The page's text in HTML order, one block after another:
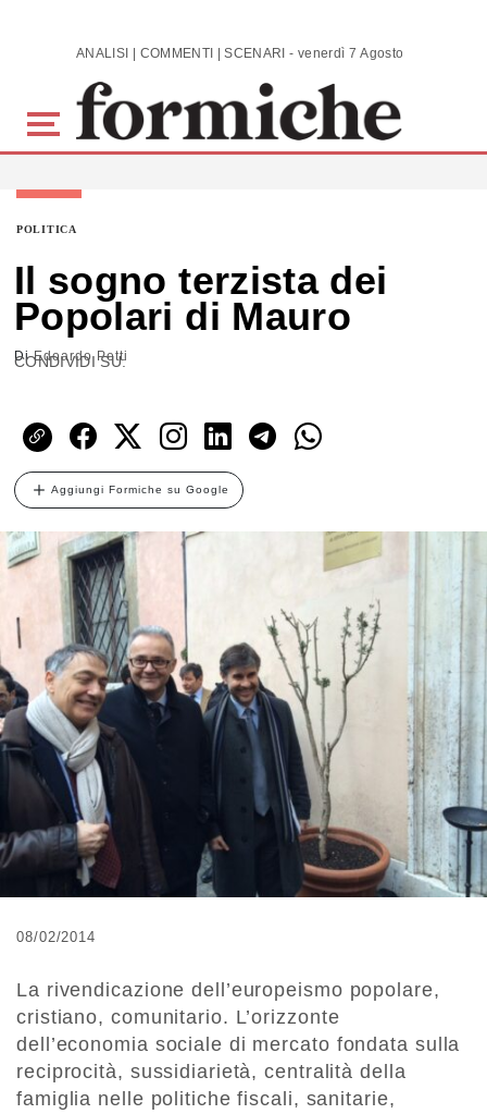
Skip to main content ANALISI | COMMENTI | SCENARI - venerdì 7 Agosto 2026
POLITICA
Il sogno terzista dei
Popolari di Mauro
DiEdoardo Petti
CONDIVIDI SU:
Aggiungi Formiche su Google
08/02/2014
La rivendicazione dell’europeismo popolare,
cristiano, comunitario. L’orizzonte
dell’economia sociale di mercato fondata sulla
reciprocità, sussidiarietà, centralità della
famiglia nelle politiche fiscali, sanitarie,